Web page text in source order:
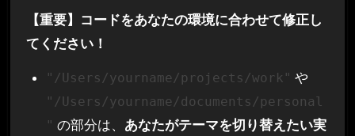
【重要】コードをあなたの環境に合わせて修正し
てください！
"/Users/yourname/projects/work" や
"/Users/yourname/documents/personal
" の部分は、 あなたがテーマを切り替えたい実